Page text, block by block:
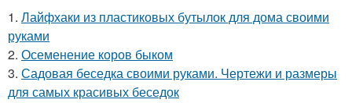
1. Лайфхаки из пластиковых бутылок для дома своими
руками
2. Осеменение коров быком
3. Садовая беседка своими руками. Чертежи и размеры
для самых красивых беседок